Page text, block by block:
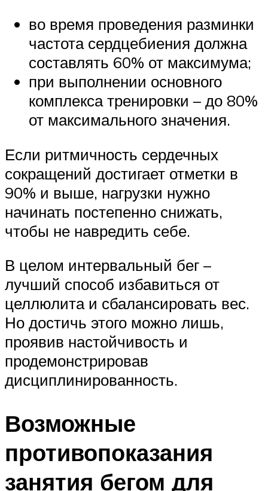
во время проведения разминки
частота сердцебиения должна
составлять 60% от максимума;
при выполнении основного
комплекса тренировки – до 80%
от максимального значения.
Если ритмичность сердечных
сокращений достигает отметки в
90% и выше, нагрузки нужно
начинать постепенно снижать,
чтобы не навредить себе.
В целом интервальный бег –
лучший способ избавиться от
целлюлита и сбалансировать вес.
Но достичь этого можно лишь,
проявив настойчивость и
продемонстрировав
дисциплинированность.
Возможные
противопоказания
занятия бегом для